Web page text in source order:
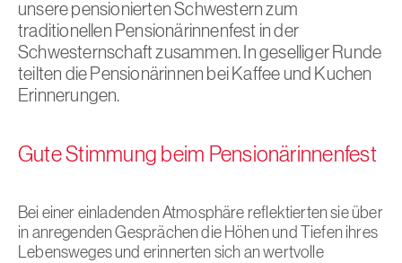
unsere pensionierten Schwestern zum
traditionellen Pensionärinnenfest in der
Schwesternschaft zusammen. In geselliger Runde
teilten die Pensionärinnen bei Kaffee und Kuchen
Erinnerungen.
Gute Stimmung beim Pensionärinnenfest
Bei einer einladenden Atmosphäre reflektierten sie über
in anregenden Gesprächen die Höhen und Tiefen ihres
Lebensweges und erinnerten sich an wertvolle